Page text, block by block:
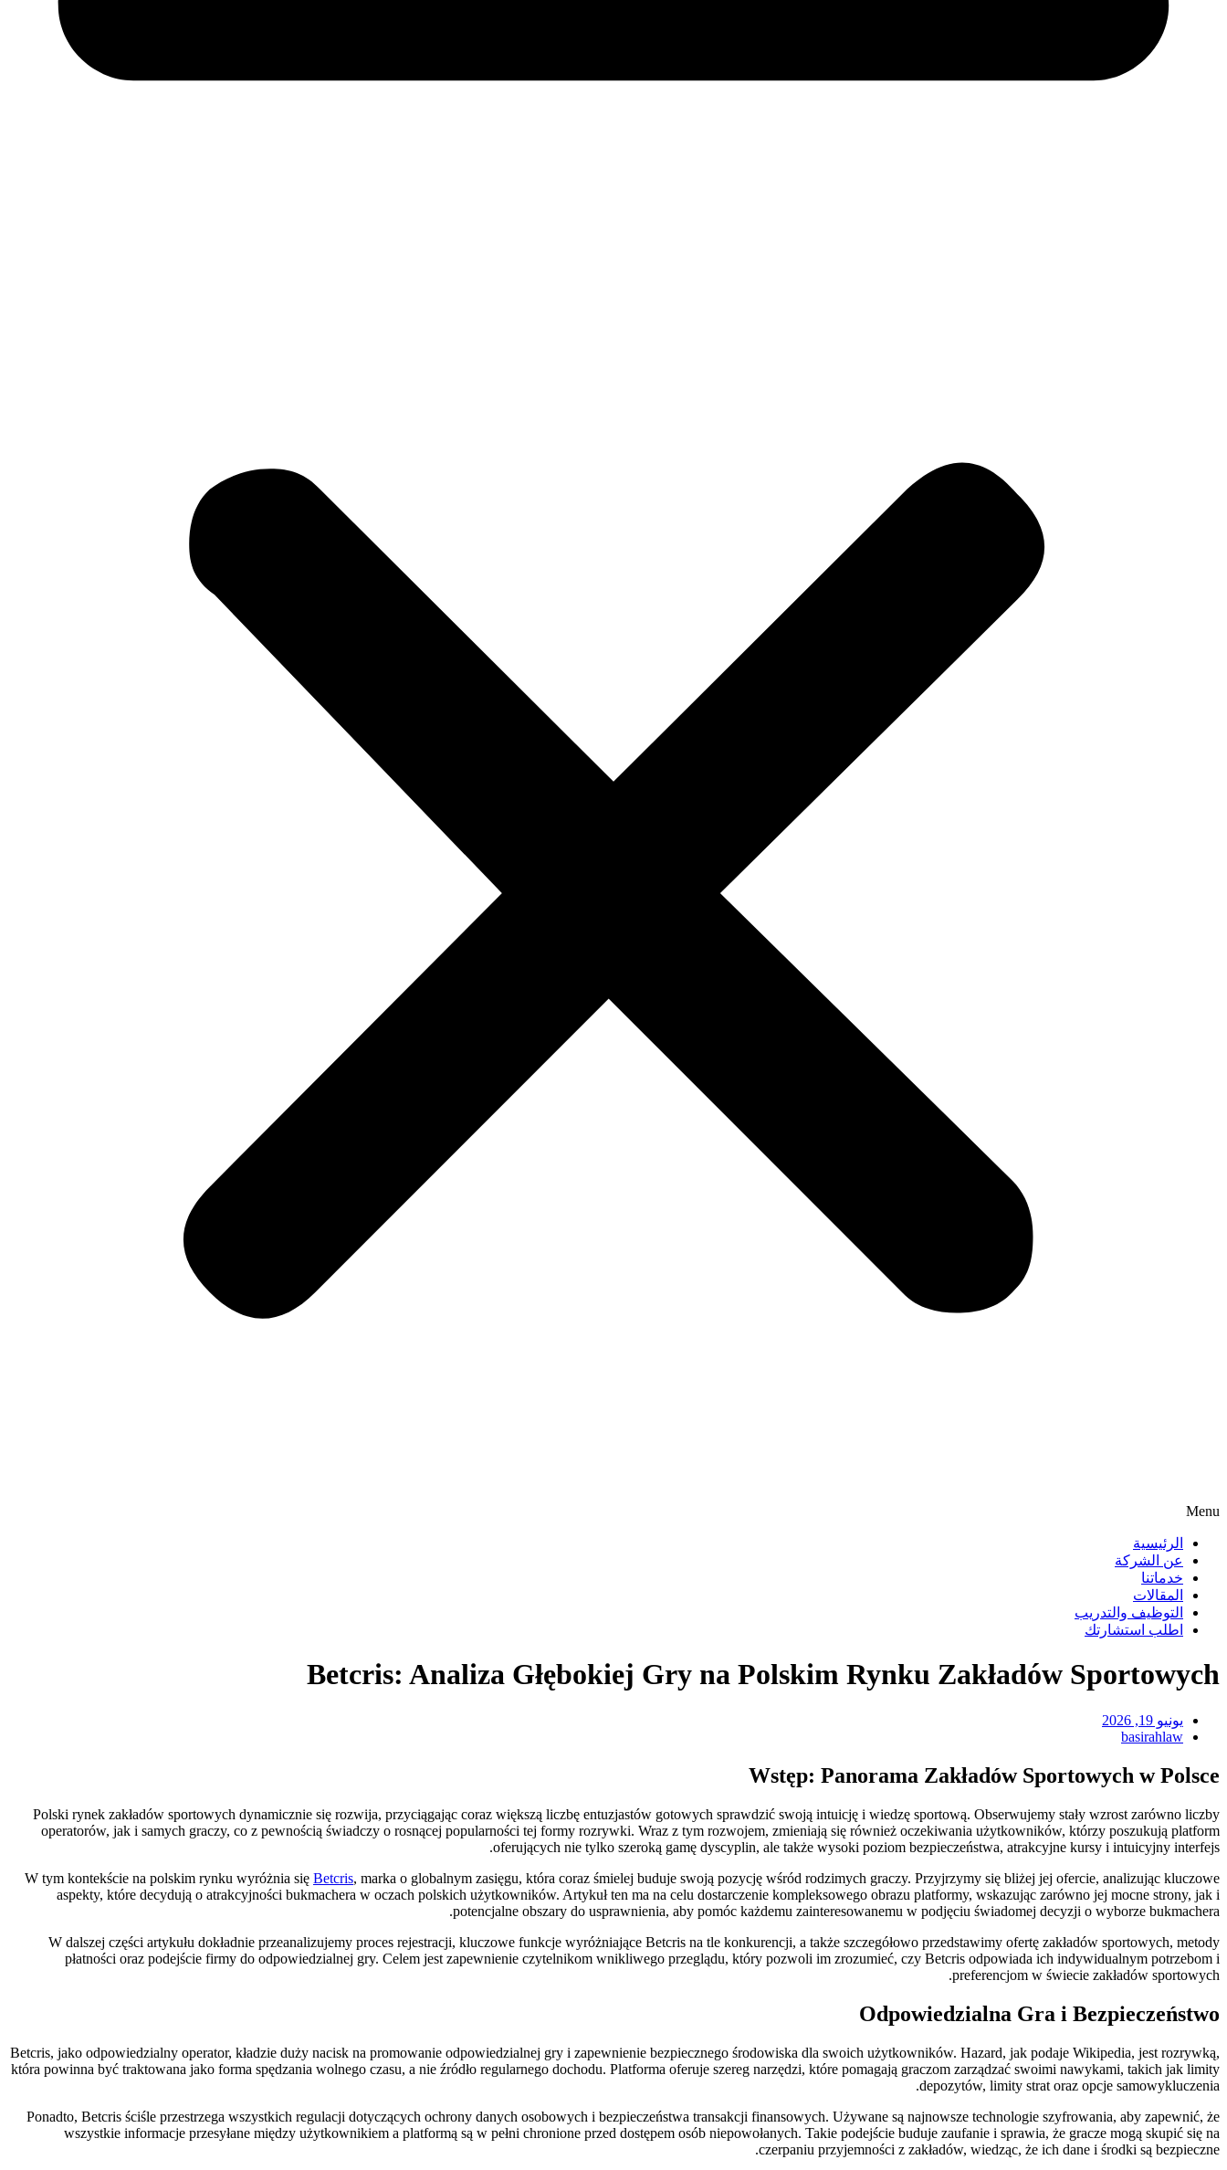
Menu
الرئيسية
عن الشركة
خدماتنا
المقالات
التوظيف والتدريب
اطلب استشارتك
Betcris: Analiza Głębokiej Gry na Polskim Rynku Zakładów Sportowych
يونيو 19, 2026
basirahlaw
Wstęp: Panorama Zakładów Sportowych w Polsce
Polski rynek zakładów sportowych dynamicznie się rozwija, przyciągając coraz większą liczbę entuzjastów gotowych sprawdzić swoją intuicję i wiedzę sportową. Obserwujemy stały wzrost zarówno liczby
operatorów, jak i samych graczy, co z pewnością świadczy o rosnącej popularności tej formy rozrywki. Wraz z tym rozwojem, zmieniają się również oczekiwania użytkowników, którzy poszukują platform
oferujących nie tylko szeroką gamę dyscyplin, ale także wysoki poziom bezpieczeństwa, atrakcyjne kursy i intuicyjny interfejs.
W tym kontekście na polskim rynku wyróżnia się Betcris, marka o globalnym zasięgu, która coraz śmielej buduje swoją pozycję wśród rodzimych graczy. Przyjrzymy się bliżej jej ofercie, analizując kluczowe
aspekty, które decydują o atrakcyjności bukmachera w oczach polskich użytkowników. Artykuł ten ma na celu dostarczenie kompleksowego obrazu platformy, wskazując zarówno jej mocne strony, jak i
potencjalne obszary do usprawnienia, aby pomóc każdemu zainteresowanemu w podjęciu świadomej decyzji o wyborze bukmachera.
W dalszej części artykułu dokładnie przeanalizujemy proces rejestracji, kluczowe funkcje wyróżniające Betcris na tle konkurencji, a także szczegółowo przedstawimy ofertę zakładów sportowych, metody
płatności oraz podejście firmy do odpowiedzialnej gry. Celem jest zapewnienie czytelnikom wnikliwego przeglądu, który pozwoli im zrozumieć, czy Betcris odpowiada ich indywidualnym potrzebom i
preferencjom w świecie zakładów sportowych.
Odpowiedzialna Gra i Bezpieczeństwo
Betcris, jako odpowiedzialny operator, kładzie duży nacisk na promowanie odpowiedzialnej gry i zapewnienie bezpiecznego środowiska dla swoich użytkowników. Hazard, jak podaje Wikipedia, jest rozrywką,
która powinna być traktowana jako forma spędzania wolnego czasu, a nie źródło regularnego dochodu. Platforma oferuje szereg narzędzi, które pomagają graczom zarządzać swoimi nawykami, takich jak limity
depozytów, limity strat oraz opcje samowykluczenia.
Ponadto, Betcris ściśle przestrzega wszystkich regulacji dotyczących ochrony danych osobowych i bezpieczeństwa transakcji finansowych. Używane są najnowsze technologie szyfrowania, aby zapewnić, że
wszystkie informacje przesyłane między użytkownikiem a platformą są w pełni chronione przed dostępem osób niepowołanych. Takie podejście buduje zaufanie i sprawia, że gracze mogą skupić się na
czerpaniu przyjemności z zakładów, wiedząc, że ich dane i środki są bezpieczne.